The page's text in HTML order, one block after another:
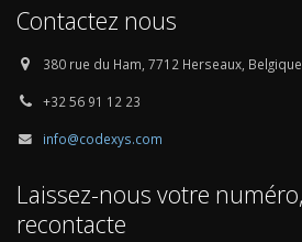
Contactez nous
380 rue du Ham, 7712 Herseaux, Belgique
+32 56 91 12 23
info@codexys.com
Laissez-nous votre
recontacte